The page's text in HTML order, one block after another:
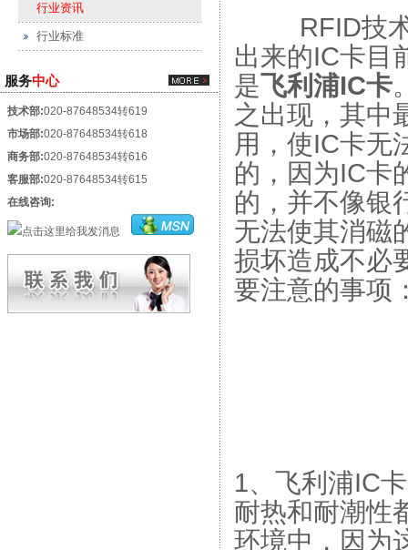
行业资讯
行业标准
服务中心
技术部:020-87648534转619
市场部:020-87648534转618
商务部:020-87648534转616
客服部:020-87648534转615
在线咨询:
RFID技术
出来的IC卡目
是飞利浦IC卡
之出现，其中
用，使IC卡无
的，因为IC卡
的，并不像银
无法使其消磁
损坏造成不必
要注意的事项
1、飞利浦IC
耐热和耐潮性
环境中，因为